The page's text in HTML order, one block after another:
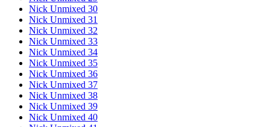
Nick Unmixed 30
Nick Unmixed 31
Nick Unmixed 32
Nick Unmixed 33
Nick Unmixed 34
Nick Unmixed 35
Nick Unmixed 36
Nick Unmixed 37
Nick Unmixed 38
Nick Unmixed 39
Nick Unmixed 40